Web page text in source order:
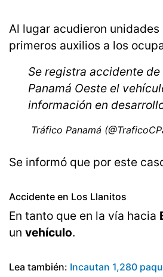
Al lugar acudieron unidades
primeros auxilios a los
Se registra accidente
Panamá Oeste el
información en
 Tráfico Panamá
Se informó que por este
Accidente en Los Llanitos
En tanto que en la vía hacia
un vehículo.
Lea también: Incautan 1,280